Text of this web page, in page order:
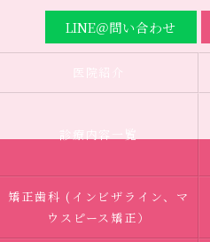
LINE＠問い合わせ
医院紹介
診療内容一覧
矯正歯科 (インビザライン、マ
ウスピース矯正）